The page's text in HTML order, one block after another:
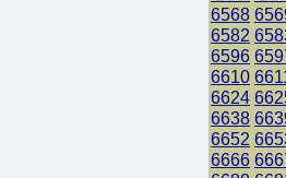
6568
6582
6596
6610
6624
6638
6652
6666